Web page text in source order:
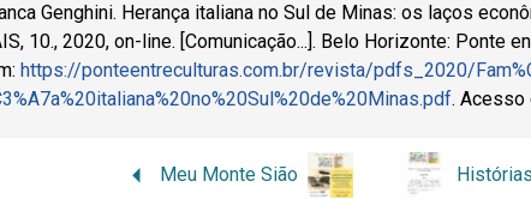
Genghini. Herança italiana no Sul de Minas: os laços
10., 2020, on-line. [Comunicação...]. Belo Horizonte: Ponte
https://ponteentreculturas.com.br/revista/pdfs_2020/
. Acesso
Meu Monte Sião